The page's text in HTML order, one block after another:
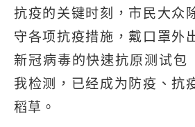
抗疫的关键时刻，市民大众
守各项抗疫措施，戴口罩外
新冠病毒的快速抗原测试包
我检测， 已经成为防疫、抗
稻草。